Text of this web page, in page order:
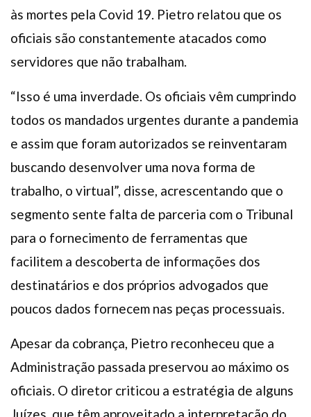
às mortes pela Covid 19. Pietro relatou que os
oficiais são constantemente atacados como
servidores que não trabalham.
“Isso é uma inverdade. Os oficiais vêm cumprindo
todos os mandados urgentes durante a pandemia
e assim que foram autorizados se reinventaram
buscando desenvolver uma nova forma de
trabalho, o virtual”, disse, acrescentando que o
segmento sente falta de parceria com o Tribunal
para o fornecimento de ferramentas que
facilitem a descoberta de informações dos
destinatários e dos próprios advogados que
poucos dados fornecem nas peças processuais.
Apesar da cobrança, Pietro reconheceu que a
Administração passada preservou ao máximo os
oficiais. O diretor criticou a estratégia de alguns